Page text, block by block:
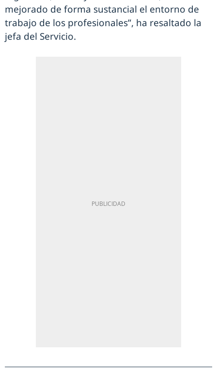
mejorado de forma sustancial el entorno de
trabajo de los profesionales”, ha resaltado la
jefa del Servicio.